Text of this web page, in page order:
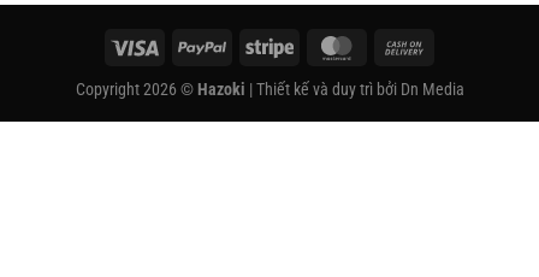
Visa PayPal Stripe MasterCard
Copyright 2026 © Hazoki | Thiết kế và duy trì bởi Dn Media